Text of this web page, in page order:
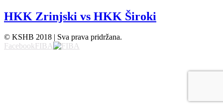
HKK Zrinjski vs HKK Široki
© KSHB 2018 | Sva prava pridržana.
FacebookFIBA